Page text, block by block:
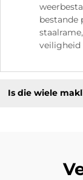
bestande
veiligheid
Is die wiele